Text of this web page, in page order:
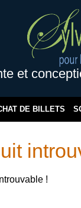
et
DE BILLETS
!